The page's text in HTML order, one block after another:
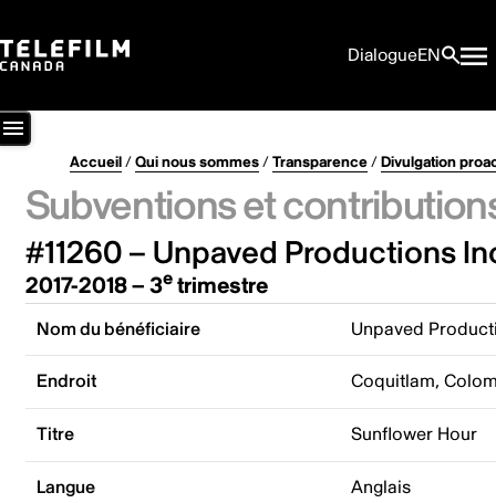
DialogueEN
Accueil/Qui nous sommes/Transparence/Divulgation
Subventions et
#11260 – Unpaved Productions
2017-2018 – 3etrimestre
Nom du bénéficiaire Unpaved
Endroit Coquitlam,
Titre Sunflower Hour
Langue Anglais